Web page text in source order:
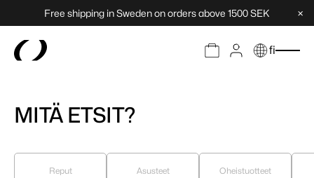
Free shipping in Sweden on orders above 1500 SEK ×
fi
MITÄ ETSIT?
Reput Asusteet Oheistuotteet